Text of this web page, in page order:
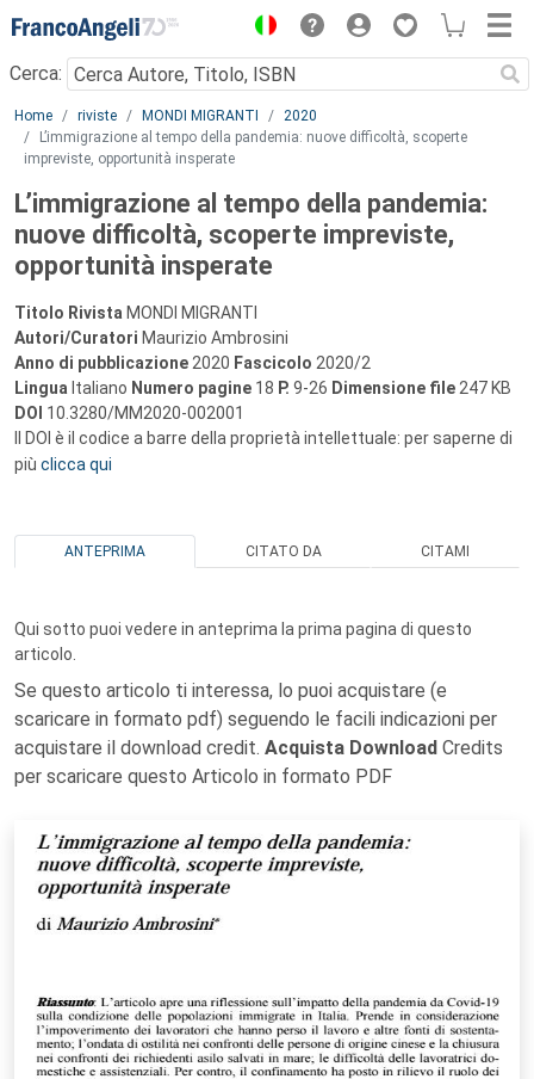
Menu
Cerca:
Main content
Home riviste MONDI MIGRANTI
2020
L’immigrazione al tempo della pandemia: nuove difficoltà, scoperte
impreviste, opportunità insperate
L’immigrazione al tempo della pandemia:
nuove difficoltà, scoperte impreviste,
opportunità insperate
Titolo Rivista MONDI MIGRANTI
Autori/Curatori Maurizio Ambrosini
Anno di pubblicazione 2020 Fascicolo 2020/2
Lingua Italiano Numero pagine 18 P. 9-26 Dimensione file 247 KB
DOI 10.3280/MM2020-002001
Il DOI è il codice a barre della proprietà intellettuale: per saperne di
più clicca qui
ANTEPRIMA CITATO DA CITAMI
Qui sotto puoi vedere in anteprima la prima pagina di questo
articolo.
Se questo articolo ti interessa, lo puoi acquistare (e
scaricare in formato pdf) seguendo le facili indicazioni per
acquistare il download credit. Acquista Download Credits
per scaricare questo Articolo in formato PDF